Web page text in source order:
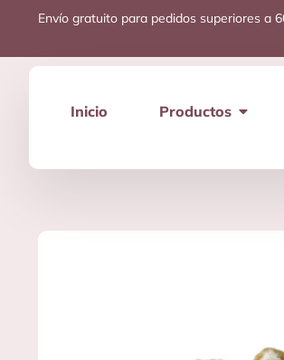
Envío gratuito para pedidos superiores a
Inicio Productos